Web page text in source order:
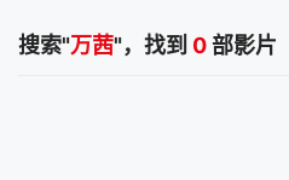
搜索"万茜"，找到 0 部影片